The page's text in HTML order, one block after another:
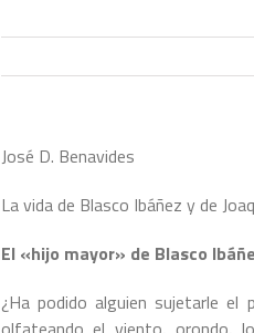
José D. Benavides
La vida de Blasco Ibáñez y de
El «hijo mayor» de Blasco
¿Ha podido alguien sujetarle el